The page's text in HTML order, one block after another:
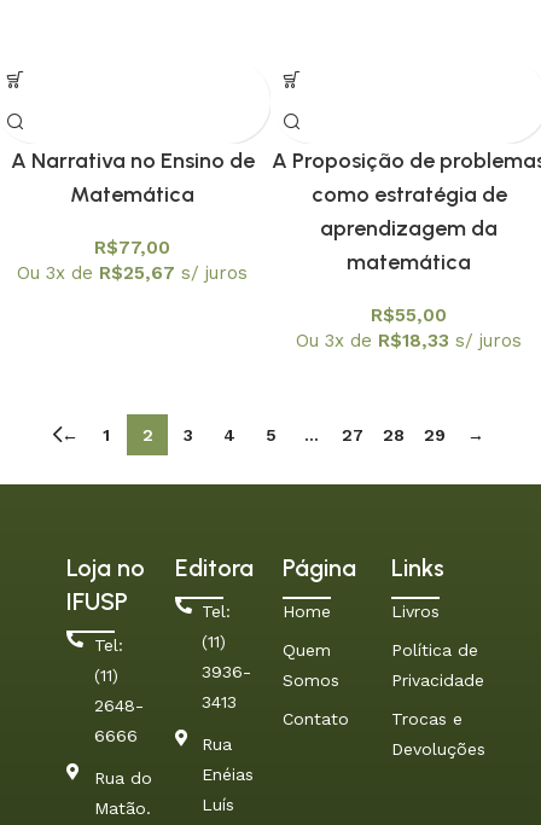
A Narrativa no Ensino de
Matemática
R$77,00
Ou 3x de R$25,67 s/ juros
A Proposição de
como estratégia de
aprendizagem da
matemática
R$55,00
Ou 3x de R$18,33 s/ juros
← 1 2 3 4 5 … 27 28 29 →
Loja no
IFUSP
Tel:
(11)
2648-
6666
Rua do
Matão.
Editora
Tel:
(11)
3936-
3413
Rua
Enéias
Luís
Página
Home
Quem
Somos
Contato
Links
Livros
Política de
Privacidade
Trocas e
Devoluções